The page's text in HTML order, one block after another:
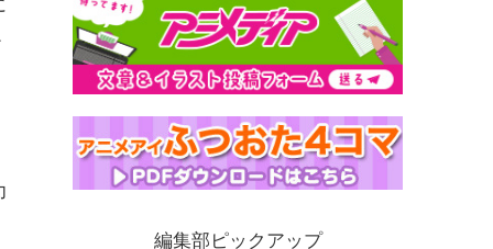
編集部ピックアップ